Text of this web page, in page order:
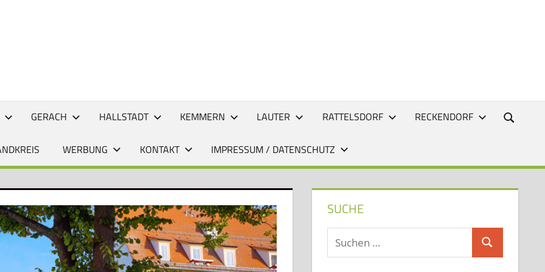
GERACH HALLSTADT KEMMERN LAUTER RATTELSDORF RECKENDORF
WERBUNG KONTAKT IMPRESSUM / DATENSCHUTZ
SUCHE
Suchen
nach:
Suchen